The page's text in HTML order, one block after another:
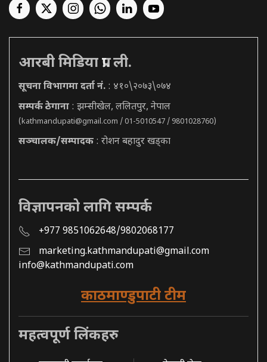
आरबी मिडिया प्रा. ली.
सूचना विभागमा दर्ता नं. : ४१०\२०७३\०७४
सम्पर्क ठेगाना : झम्सीखेल, ललितपुर, नेपाल
(kathmandupati@gmail.com / 01-5010547 / 9801028760)
सञ्चालक/सम्पादक : रोशन बहादुर खड्का
विज्ञापनको लागि सम्पर्क
+977 9851062648/9802068177
marketing.kathmandupati@gmail.com
info@kathmandupati.com
काठमाण्डुपाटी टीम
महत्वपूर्ण लिंकहरु